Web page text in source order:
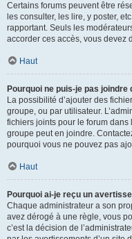
Certains forums peuvent être
les consulter, les lire, y poster,
rapportant. Seuls les
accorder ces accès, vous devez
Haut
Pourquoi ne puis-je pas
La possibilité d’ajouter des
groupe, ou par utilisateur.
fichiers joints pour le forum
groupe peut en joindre.
pourquoi vous ne pouvez pas
Haut
Pourquoi ai-je reçu un
Chaque administrateur a son
avez dérogé à une règle, vous
c’est la décision de